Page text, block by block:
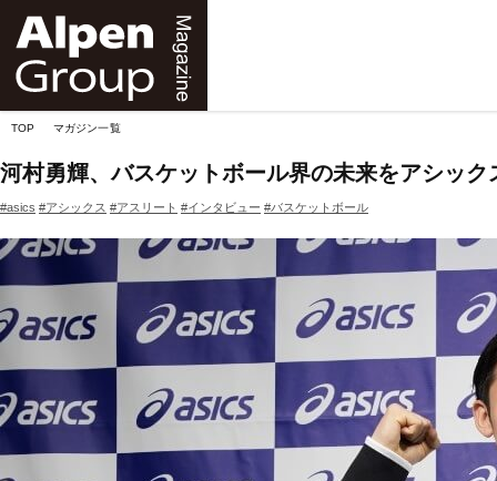
TOP マガジン一覧
河村勇輝、バスケットボール界の未来をアシック
#asics #アシックス #アスリート #インタビュー #バスケットボール